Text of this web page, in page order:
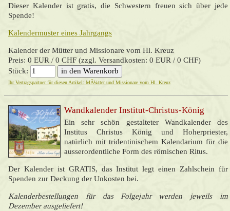
Dieser Kalender ist gratis, die Schwestern freuen sich über jede
Spende!
Kalendermuster eines Jahrgangs
Kalender der Mütter und Missionare vom Hl. Kreuz
Preis: 0 EUR / 0 CHF (zzgl. Versandkosten: 0 EUR / 0 CHF)
Stück:
Ihr Vertragspartner für diesen Artikel: MÃ¼tter und Missionare vom Hl. Kreuz
Wandkalender Institut-Christus-König
Ein sehr schön gestalteter Wandkalender des
Institus Christus König und Hoherpriester,
natürlich mit tridentinischem Kalendarium für die
ausserordentliche Form des römischen Ritus.
Der Kalender ist GRATIS, das Institut legt einen Zahlschein für
Spenden zur Deckung der Unkosten bei.
Kalenderbestellungen für das Folgejahr werden jeweils im
Dezember ausgeliefert!